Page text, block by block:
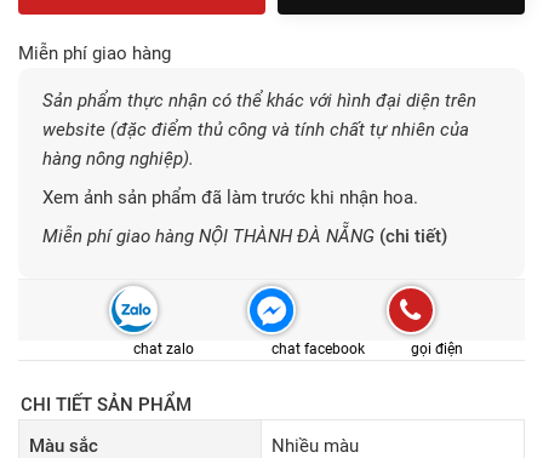
Miễn phí giao hàng
Sản phẩm thực nhận có thể khác với hình đại diện trên
website (đặc điểm thủ công và tính chất tự nhiên của
hàng nông nghiệp).
Xem ảnh sản phẩm đã làm trước khi nhận hoa.
Miễn phí giao hàng NỘI THÀNH ĐÀ NẴNG (chi tiết)
chat zalo chat facebook gọi điện
CHI TIẾT SẢN PHẨM
Màu sắc
Nhiều màu